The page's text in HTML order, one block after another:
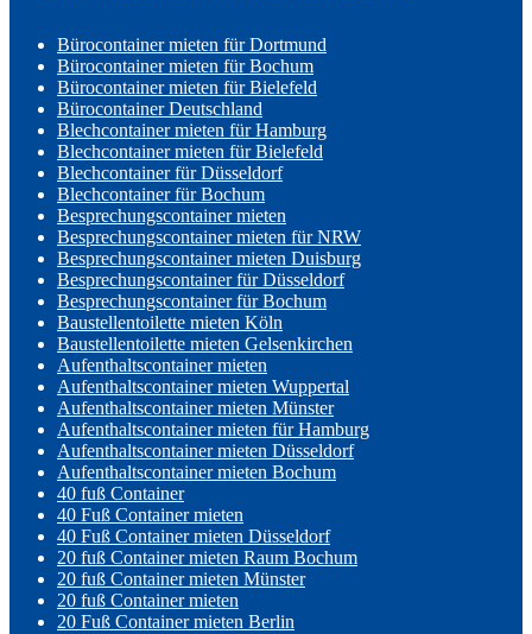
Bürocontainer mieten für Dortmund
Bürocontainer mieten für Bochum
Bürocontainer mieten für Bielefeld
Bürocontainer Deutschland
Blechcontainer mieten für Hamburg
Blechcontainer mieten für Bielefeld
Blechcontainer für Düsseldorf
Blechcontainer für Bochum
Besprechungscontainer mieten
Besprechungscontainer mieten für NRW
Besprechungscontainer mieten Duisburg
Besprechungscontainer für Düsseldorf
Besprechungscontainer für Bochum
Baustellentoilette mieten Köln
Baustellentoilette mieten Gelsenkirchen
Aufenthaltscontainer mieten
Aufenthaltscontainer mieten Wuppertal
Aufenthaltscontainer mieten Münster
Aufenthaltscontainer mieten für Hamburg
Aufenthaltscontainer mieten Düsseldorf
Aufenthaltscontainer mieten Bochum
40 fuß Container
40 Fuß Container mieten
40 Fuß Container mieten Düsseldorf
20 fuß Container mieten Raum Bochum
20 fuß Container mieten Münster
20 fuß Container mieten
20 Fuß Container mieten Berlin